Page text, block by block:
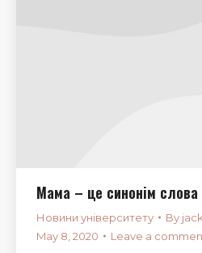
Мама – це синонім
Новини університету By
May 8, 2020
Leave a